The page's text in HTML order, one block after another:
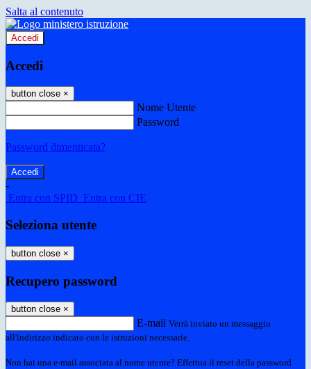
Salta al contenuto
Accedi
Accedi
button close ×
Nome Utente
Password
Password dimenticata?
-
Entra con SPID Entra con CIE
Seleziona utente
button close ×
Recupero password
button close ×
E-mail Verrà inviato un messaggio
all'indirizzo indicato con le istruzioni necessarie.
Non hai una e-mail associata al nome utente? Effettua il reset della password